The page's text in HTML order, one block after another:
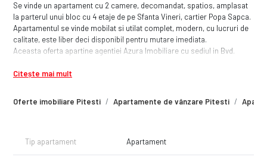
Oferte imobiliare Pitesti Apartamente de vânzare Pitesti
Se vinde un apartament cu 2 camere, decomandat, spatios, amplasat
la parterul unui bloc cu 4 etaje de pe Sfanta Vineri, cartier Popa Sapca.
Apartamentul se vinde mobilat si utilat complet, modern, cu lucruri de
calitate, este liber deci disponibil pentru mutare imediata.
Aceasta oferta apartine agentiei Azura Imobiliare cu sediul in Bvd.
Citește mai mult
Tip apartament Apartament